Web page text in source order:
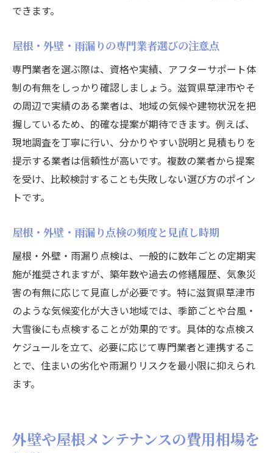
できます。
屋根・外壁・雨漏りの専門業者選びの注意点
専門業者を選ぶ際は、資格や実績、アフターサポート体
制の有無をしっかり確認しましょう。滋賀県草津市やそ
の周辺で実績のある業者は、地域の気候や建物状況を把
握しているため、的確な提案が期待できます。例えば、
現地調査を丁寧に行い、分かりやすい説明と見積もりを
提示する業者は信頼性が高いです。複数の業者から提案
を受け、比較検討することも失敗しない選び方のポイン
トです。
屋根・外壁・雨漏り点検の頻度と見直し時期
屋根・外壁・雨漏り点検は、一般的に数年ごとの定期実
施が推奨されますが、築年数や過去の修繕履歴、気象災
害の有無に応じて見直しが必要です。特に滋賀県草津市
のような気候変化が大きい地域では、季節ごとや台風・
大雪後にも点検することが効果的です。具体的な点検ス
ケジュールを立て、必要に応じて専門業者と連携するこ
とで、住まいの劣化や雨漏りリスクを最小限に抑えられ
ます。
外壁や屋根メンテナンスの費用相場を